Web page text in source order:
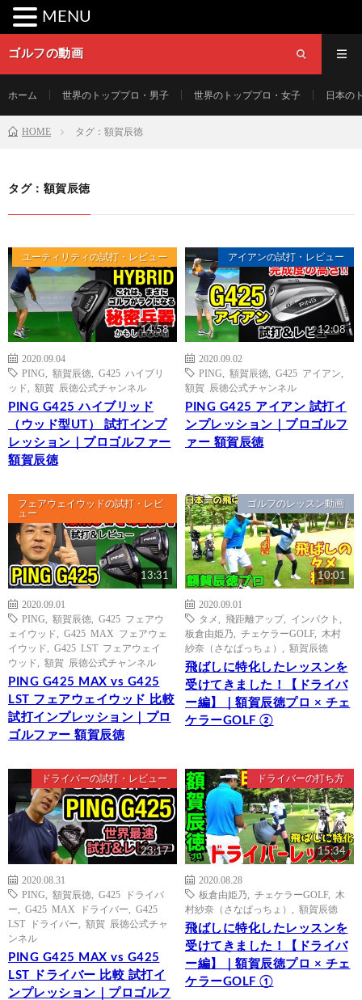
ゴルフの動画
ホーム 世界のトッププロ・男子 世界のトッププロ・女子 日本の
HOME タグ：額賀辰徳
タグ：額賀辰徳
ユーティリティの試打・レビュー
14:58
2020.09.04
PING
額賀辰徳
G425 ハイブリ
ッド
額賀 辰徳公式チャンネル
PING G425 ハイブリッド
（ウッド型UT） 試打インプ
レッション｜プロゴルファー
額賀辰徳
アイアンの試打・レビュー
12:08
2020.09.02
PING
額賀辰徳 G425 アイアン
額賀 辰徳公式チャンネル
PING G425 アイアン 試打イ
ンプレッション｜プロゴルフ
ァー 額賀辰徳
フェアウェイウッドの試打・レビ
ュー
13:31
2020.09.01
PING
額賀辰徳
G425 フェアウ
ェイウッド
G425 MAX フェアウェ
イウッド
G425 LST フェアウェイ
ウッド
額賀 辰徳公式チャンネル
PING G425 MAX vs G425
LST フェアウェイウッド 比較
試打インプレッション｜プロ
ゴルファー 額賀辰徳
ゴルフのレッスン動画
10:01
2020.09.01
タメ
飛距離アップ, インパクト
板倉由姫乃
チェケラーGOLF, 木村
紗奈（さなぱっちょ）
額賀辰徳
飛ばしに特化したレッスンを
受けてきました！【ドライバ
ー編】｜額賀辰徳プロ × チェ
ケラーGOLF ②
ドライバーの試打・レビュー
23:17
2020.08.31
PING
額賀辰徳
G425 ドライバ
ー
G425 MAX ドライバー
G425
LST ドライバー
額賀 辰徳公式チャ
ンネル
PING G425 MAX vs G425
LST ドライバー 比較 試打イ
ンプレッション｜プロゴルフ
ドライバーの打ち方
15:34
2020.08.28
板倉由姫乃
チェケラーGOLF, 木
村紗奈（さなぱっちょ）
額賀辰徳
飛ばしに特化したレッスンを
受けてきました！【ドライバ
ー編】｜額賀辰徳プロ × チェ
ケラーGOLF ①
MENU